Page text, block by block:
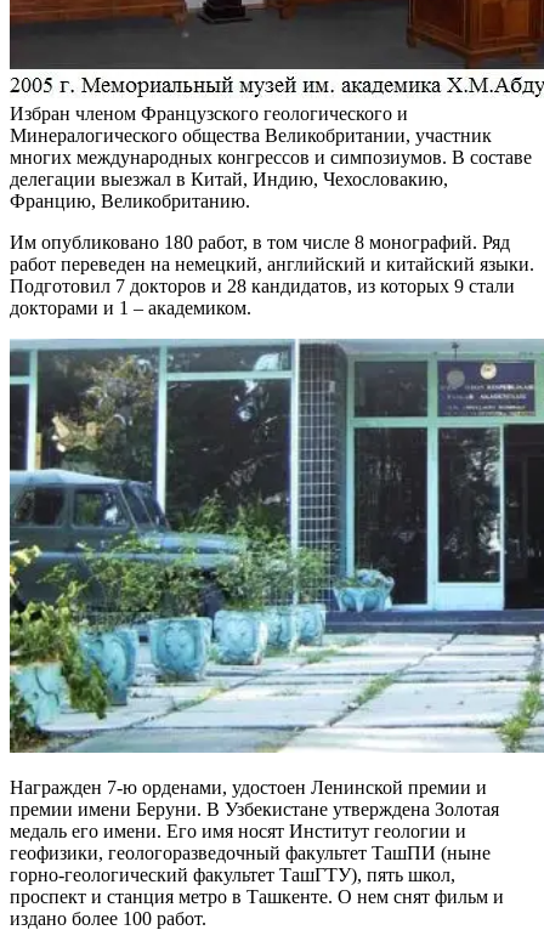
Избран членом Французского геологического и
Минералогического общества Великобритании, участник
многих международных конгрессов и симпозиумов. В составе
делегации выезжал в Китай, Индию, Чехословакию,
Францию, Великобританию.
Им опубликовано 180 работ, в том числе 8 монографий. Ряд
работ переведен на немецкий, английский и китайский языки.
Подготовил 7 докторов и 28 кандидатов, из которых 9 стали
докторами и 1 – академиком.
Награжден 7-ю орденами, удостоен Ленинской премии и
премии имени Беруни. В Узбекистане утверждена Золотая
медаль его имени. Его имя носят Институт геологии и
геофизики, геологоразведочный факультет ТашПИ (ныне
горно-геологический факультет ТашГТУ), пять школ,
проспект и станция метро в Ташкенте. О нем снят фильм и
издано более 100 работ.